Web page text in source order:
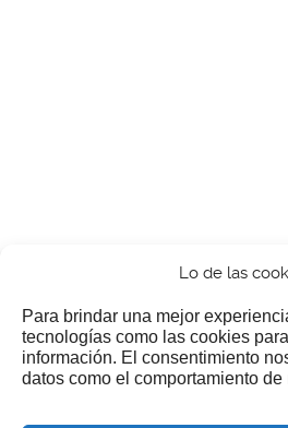
Lo de las
Para brindar una mejor
tecnologías como las cookies
información. El consentimiento
datos como el comportamiento de
¿Nos invitas a un cafecillo?